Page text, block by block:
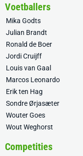
Voetballers
Mika Godts
Julian Brandt
Ronald de Boer
Jordi Cruijff
Louis van Gaal
Marcos Leonardo
Erik ten Hag
Sondre Ørjasæter
Wouter Goes
Wout Weghorst
Competities